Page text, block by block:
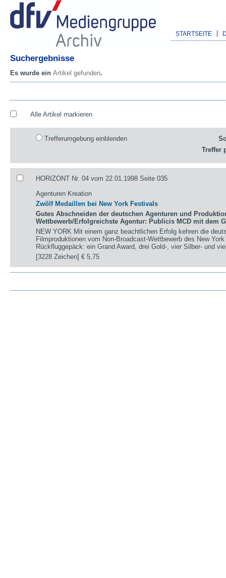
STARTSEITE
Suchergebnisse
Es wurde ein Artikel gefunden.
Alle Artikel markieren
Trefferumgebung einblenden
Treffer
HORIZONT Nr. 04 vom 22.01.1998 Seite 035
Agenturen Kreation
Zwölf Medaillen bei New York Festivals
Gutes Abschneiden der deutschen Agenturen und
Wettbewerb/Erfolgreichste Agentur: Publicis MCD mit dem
NEW YORK Mit einem ganz beachtlichen Erfolg kehren die
Filmproduktionen vom Non-Broadcast-Wettbewerb des New
Rückfluggepäck: ein Grand Award, drei Gold-, vier Silber- und
[3228 Zeichen]€ 5,75